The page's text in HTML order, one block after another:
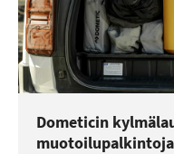
Dometicin
muotoilupalkintoja